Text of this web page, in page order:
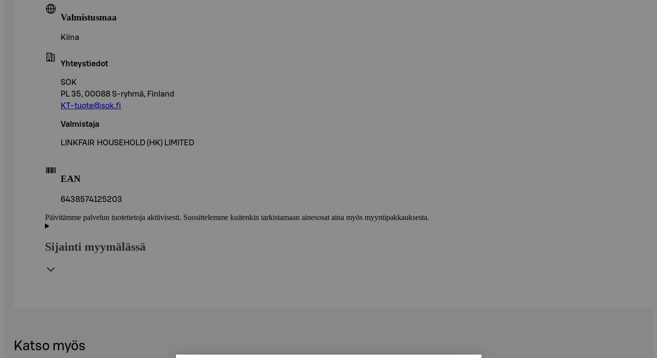
Valmistusmaa
Kiina
Yhteystiedot
SOK
PL 35, 00088 S-ryhmä, Finland
KT-tuote@sok.fi
Valmistaja
LINKFAIR HOUSEHOLD (HK) LIMITED
EAN
6438574125203
Päivitämme palvelun tuotetietoja aktiivisesti. Suosittelemme kuitenkin tarkistamaan ainesosat aina myös myyntipakkauksesta.
Sijainti myymälässä
Katso myös